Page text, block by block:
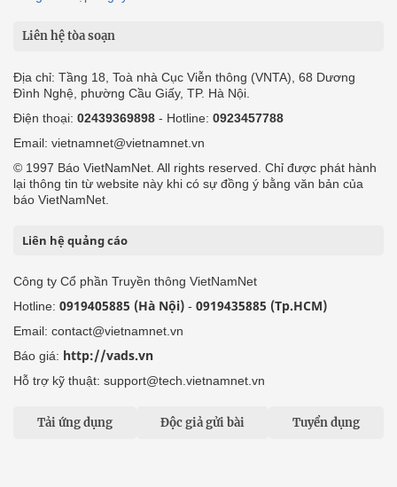
Liên hệ tòa soạn
Địa chỉ: Tầng 18, Toà nhà Cục Viễn thông (VNTA), 68 Dương
Đình Nghệ, phường Cầu Giấy, TP. Hà Nội.
Điện thoại: 02439369898 - Hotline: 0923457788
Email: vietnamnet@vietnamnet.vn
© 1997 Báo VietNamNet. All rights reserved. Chỉ được phát hành
lại thông tin từ website này khi có sự đồng ý bằng văn bản của
báo VietNamNet.
Liên hệ quảng cáo
Công ty Cổ phần Truyền thông VietNamNet
Hotline: 0919405885 (Hà Nội) - 0919435885 (Tp.HCM)
Email: contact@vietnamnet.vn
Báo giá: http://vads.vn
Hỗ trợ kỹ thuật: support@tech.vietnamnet.vn
Tải ứng dụng Độc giả gửi bài Tuyển dụng